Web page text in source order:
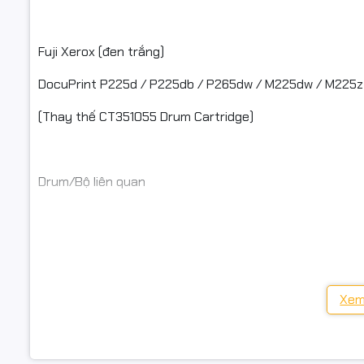
Fuji Xerox (đen trắng)
DocuPrint P225d / P225db / P265dw / M225dw /
(Thay thế CT351055 Drum Cartridge)
Drum/Bộ liên quan